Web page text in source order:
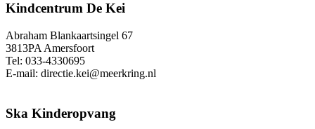
Kindcentrum De Kei
Abraham Blankaartsingel 67
3813PA Amersfoort
Tel: 033-4330695
E-mail: directie.kei@meerkring.nl
Ska Kinderopvang